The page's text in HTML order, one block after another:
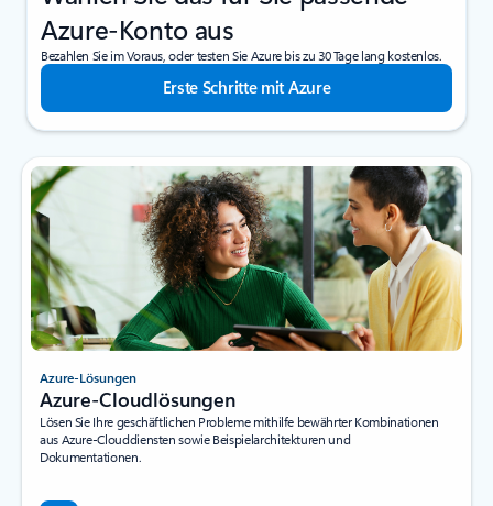
Azure-Konto aus
Bezahlen Sie im Voraus, oder testen Sie Azure bis zu 30 Tage lang kostenlos.
Erste Schritte mit Azure
Azure-Lösungen
Azure-Cloudlösungen
Lösen Sie Ihre geschäftlichen Probleme mithilfe bewährter Kombinationen
aus Azure-Clouddiensten sowie Beispielarchitekturen und
Dokumentationen.